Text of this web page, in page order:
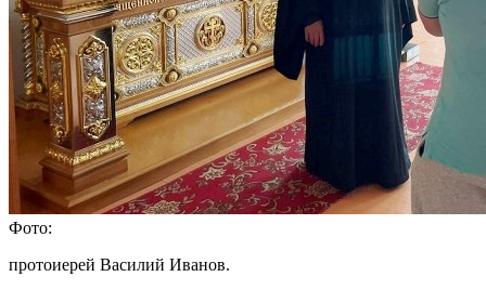
Фото:
протоиерей Василий Иванов.